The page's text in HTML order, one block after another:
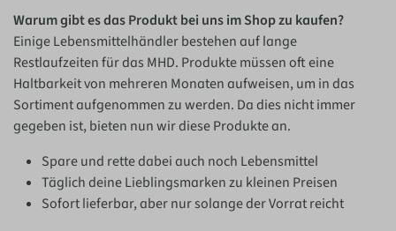
Warum gibt es das Produkt bei uns im Shop zu kaufen?
Einige Lebensmittelhändler bestehen auf lange
Restlaufzeiten für das MHD. Produkte müssen oft eine
Haltbarkeit von mehreren Monaten aufweisen, um in das
Sortiment aufgenommen zu werden. Da dies nicht immer
gegeben ist, bieten nun wir diese Produkte an.
Spare und rette dabei auch noch Lebensmittel
Täglich deine Lieblingsmarken zu kleinen Preisen
Sofort lieferbar, aber nur solange der Vorrat reicht